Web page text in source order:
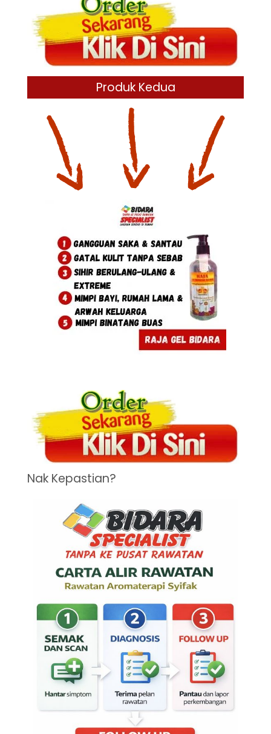
Produk Kedua
Nak Kepastian?